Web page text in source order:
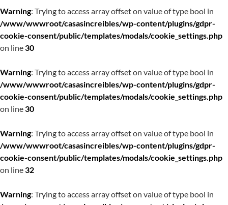
Warning: Trying to access array offset on value of type bool in
/www/wwwroot/casasincreibles/wp-content/plugins/gdpr-
cookie-consent/public/templates/modals/cookie_settings.php
on line30
Warning: Trying to access array offset on value of type bool in
/www/wwwroot/casasincreibles/wp-content/plugins/gdpr-
cookie-consent/public/templates/modals/cookie_settings.php
on line30
Warning: Trying to access array offset on value of type bool in
/www/wwwroot/casasincreibles/wp-content/plugins/gdpr-
cookie-consent/public/templates/modals/cookie_settings.php
on line32
Warning: Trying to access array offset on value of type bool in